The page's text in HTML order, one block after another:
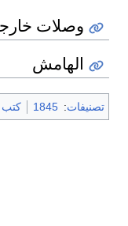
وصلات
الهامش
تصنيفات:
1845 كتب